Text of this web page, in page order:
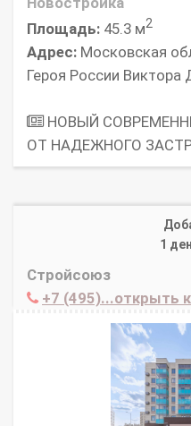
Площадь: 45.3 м2
Адрес: Московская
Героя России Виктора
НОВЫЙ
ОТ НАДЕЖНОГО
1
Стройсоюз
+7 (495)...открыть